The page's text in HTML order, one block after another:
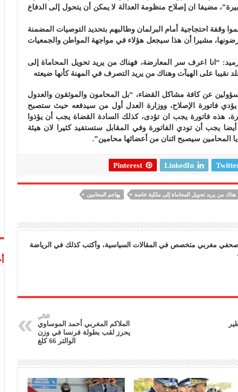
مضيفا ان إصلاح منظومة العدالة لا يمكن أن يتحول إلى الدفاع
وقفة احتجاجية أمام البرلمان وطالبهم بتحديد التوصيات المضمنة
مشيرا أن هذا سيجعل هؤلاء في مواجهة المواطن والجمعيات
“انا اعرف سر المعارضة، فهناك من يريد تحويل المحاماة إلى
نقيبا على الهيآت وهناك من يريد التصرف في المهنة كأنها ضيعته
عن كافة مشاكل القضاء، “بل المحامون والموثقون والعدول
فاتورة الإصلاح، ووزارة العدل أول من سيدفعه حيث ستصبح
هذه فاتورة يجب ان تؤدى، كذلك السادة القضاة يجب أن يؤذوا
أيضا يجب أن تودي الفاتورة وفي المقابل ستستفيد كثيرا لان هيئة
المحامين سيصبح اثنان من أعضائها محامين”.
LinkedIn
Pinterest
من يريد تحويل المحاماة إلى ملكية خاصة يهاجم المحامين
صحفي مغربي متخصص في المقالات السياسية، وأكتب كذلك في الرياضة
التالي
الملاكم المغربي أحمد الموساوي
يحرز لقب بطولة فرنسا في وزن
الوالتر 66 كلغ